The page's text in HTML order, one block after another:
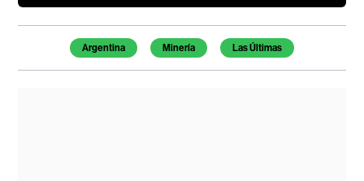
Temas de este artículo
Argentina Minería Las Últimas